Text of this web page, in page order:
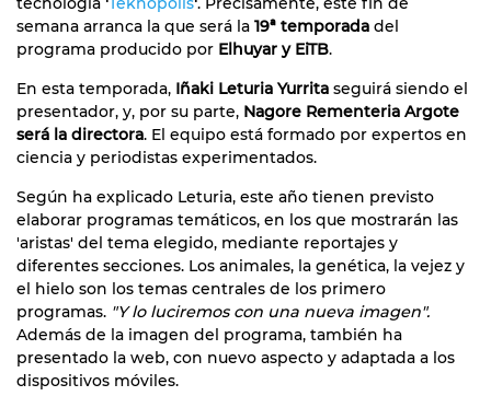
semana arranca la que será la 19ª temporada del
programa producido por Elhuyar y EiTB.
En esta temporada, Iñaki Leturia Yurrita seguirá siendo el
presentador, y, por su parte, Nagore Rementeria Argote
será la directora. El equipo está formado por expertos en
ciencia y periodistas experimentados.
Según ha explicado Leturia, este año tienen previsto
elaborar programas temáticos, en los que mostrarán las
'aristas' del tema elegido, mediante reportajes y
diferentes secciones. Los animales, la genética, la vejez y
el hielo son los temas centrales de los primero
programas. "Y lo luciremos con una nueva imagen".
Además de la imagen del programa, también ha
presentado la web, con nuevo aspecto y adaptada a los
dispositivos móviles.